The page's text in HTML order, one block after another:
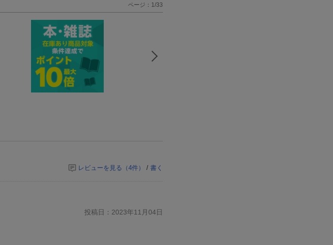
ページ：1/33
レビューを見る（4件） / 書く
投稿日：2023年11月04日